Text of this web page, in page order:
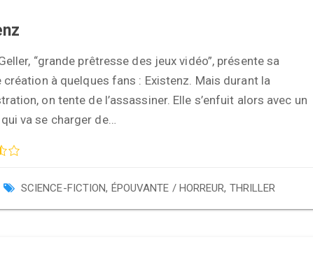
“grande prêtresse des jeux vidéo”, présente sa
création à quelques fans : Existenz. Mais durant la
on tente de l’assassiner. Elle s’enfuit alors avec un
va se charger de…
SCIENCE-FICTION, ÉPOUVANTE / HORREUR, THRILLER